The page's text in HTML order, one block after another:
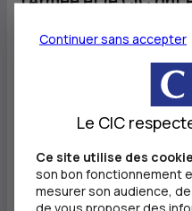
deux décennies de
de la préservation
musical français. À
du lancement de la
Continuer sans accepter
Le CIC
Ce site utilise des
son bon fonctionnement
mesurer son audience,
de vous proposer des